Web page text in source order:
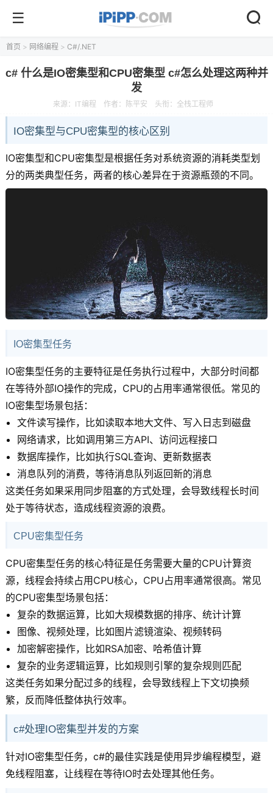
首页 > 网络编程 > C#/.NET
c# 什么是IO密集型和CPU密集型 c#怎么处理这两种并
发
来源： IT编程 作者： 陈平安 头衔：全栈工程师
IO密集型与CPU密集型的核心区别
IO密集型和CPU密集型是根据任务对系统资源的消耗类型划
分的两类典型任务，两者的核心差异在于资源瓶颈的不同。
IO密集型任务
IO密集型任务的主要特征是任务执行过程中，大部分时间都
在等待外部IO操作的完成，CPU的占用率通常很低。常见的
IO密集型场景包括：
文件读写操作，比如读取本地大文件、写入日志到磁盘
网络请求，比如调用第三方API、访问远程接口
数据库操作，比如执行SQL查询、更新数据表
消息队列的消费，等待消息队列返回新的消息
这类任务如果采用同步阻塞的方式处理，会导致线程长时间
处于等待状态，造成线程资源的浪费。
CPU密集型任务
CPU密集型任务的核心特征是任务需要大量的CPU计算资
源，线程会持续占用CPU核心，CPU占用率通常很高。常见
的CPU密集型场景包括：
复杂的数据运算，比如大规模数据的排序、统计计算
图像、视频处理，比如图片滤镜渲染、视频转码
加密解密操作，比如RSA加密、哈希值计算
复杂的业务逻辑运算，比如规则引擎的复杂规则匹配
这类任务如果分配过多的线程，会导致线程上下文切换频
繁，反而降低整体执行效率。
c#处理IO密集型并发的方案
针对IO密集型任务，c#的最佳实践是使用异步编程模型，避
免线程阻塞，让线程在等待IO时去处理其他任务。